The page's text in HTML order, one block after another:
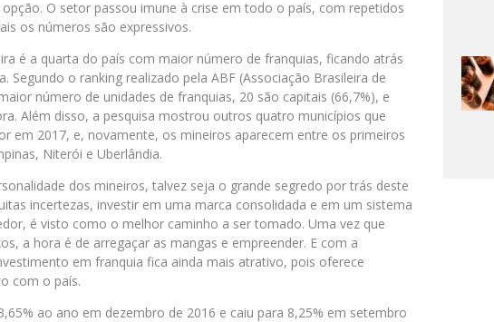
O setor passou imune à crise em todo o país, com repetidos
os números são expressivos.
é a quarta do país com maior número de franquias, ficando atrás
Segundo o ranking realizado pela ABF (Associação Brasileira de
número de unidades de franquias, 20 são capitais (66,7%), e
Além disso, a pesquisa mostrou outros quatro municípios que
em 2017, e, novamente, os mineiros aparecem entre os primeiros
Niterói e Uberlândia.
dos mineiros, talvez seja o grande segredo por trás deste
incertezas, investir em uma marca consolidada e em um sistema
é visto como o melhor caminho a ser tomado. Uma vez que
a hora é de arregaçar as mangas e empreender. E com a
em franquia fica ainda mais atrativo, pois oferece
com o país.
ao ano em dezembro de 2016 e caiu para 8,25% em setembro